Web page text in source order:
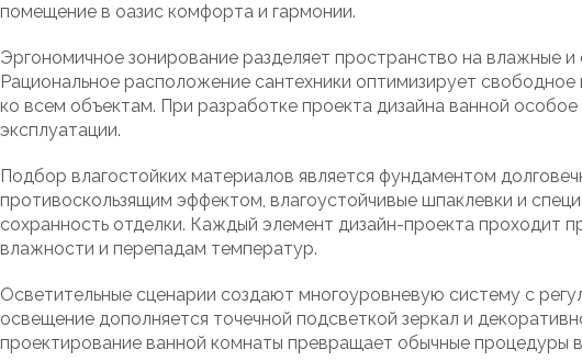
помещение в оазис комфорта и гармонии.
Эргономичное зонирование разделяет пространство на влажные и
Рациональное расположение сантехники оптимизирует
ко всем объектам. При разработке проекта дизайна ванной
эксплуатации.
Подбор влагостойких материалов является фундаментом
противоскользящим эффектом, влагоустойчивые шпаклевки и
сохранность отделки. Каждый элемент дизайн-проекта проходит
влажности и перепадам температур.
Осветительные сценарии создают многоуровневую систему с
освещение дополняется точечной подсветкой зеркал и
проектирование ванной комнаты превращает обычные процедуры